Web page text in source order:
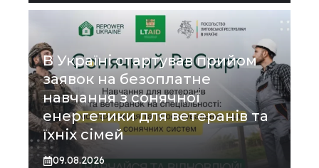
В Україні стартував прийом
заявок на безоплатне
навчання з сонячної
енергетики для ветеранів та
їхніх сімей
09.08.2026